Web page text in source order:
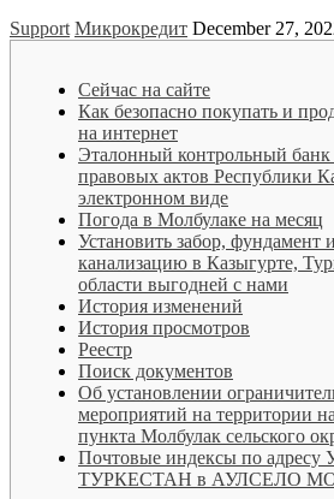
Support Микрокредит December 27,
Сейчас на сайте
Как безопасно покупать и
на интернет
Эталонный контрольный
правовых актов Республики
электронном виде
Погода в Молбулаке на месяц
Установить забор, фундамент
канализацию в Казыгурте,
области выгодней с нами
История изменений
История просмотров
Реестр
Поиск документов
Об установлении
мероприятий на территории
пункта Молбулак сельского
Почтовые индексы по
ТУРКЕСТАН в АУЛСЕЛО